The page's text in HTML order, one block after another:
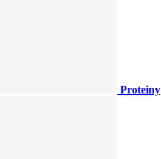
Proteiny